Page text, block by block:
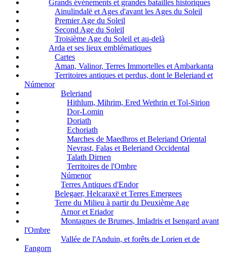
Grands événements et grandes batailles historiques
Ainulindalë et Ages d'avant les Ages du Soleil
Premier Age du Soleil
Second Age du Soleil
Troisième Age du Soleil et au-delà
Arda et ses lieux emblématiques
Cartes
Aman, Valinor, Terres Immortelles et Ambarkanta
Territoires antiques et perdus, dont le Beleriand et
Númenor
Beleriand
Hithlum, Mihrim, Ered Wethrin et Tol-Sirion
Dor-Lomin
Doriath
Echoriath
Marches de Maedhros et Beleriand Oriental
Nevrast, Falas et Beleriand Occidental
Talath Dirnen
Territoires de l'Ombre
Númenor
Terres Antiques d'Endor
Belegaer, Helcaraxë et Terres Emergees
Terre du Milieu à partir du Deuxième Age
Arnor et Eriador
Montagnes de Brumes, Imladris et Isengard avant
l'Ombre
Vallée de l'Anduin, et forêts de Lorien et de
Fangorn